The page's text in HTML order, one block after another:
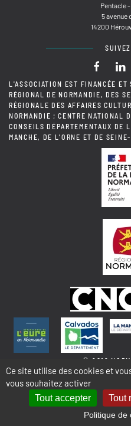
Pentacle
5 avenue
14200
L'ASSOCIATION EST FINANCÉE ET
RÉGIONAL DE NORMANDIE, DES
RÉGIONALE DES AFFAIRES
NORMANDIE ; CENTRE NATIONAL
CONSEILS DÉPARTEMENTAUX DE
MANCHE, DE L'ORNE ET DE SEINE-
© 2018
MENTIONS LÉGALES - COOKIES &
Ce site utilise des cookies et
vous souhaitez activer
Tout accepter Tout
Politique de